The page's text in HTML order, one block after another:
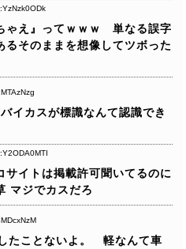
ゃえ』ってｗｗｗ 単なる誤字
るそのままを想像してツボった
バイカスが標識なんて認識でき
サイトは掲載許可聞いてるのに
マジでカスだろ
たことないよ。 軽なんて車